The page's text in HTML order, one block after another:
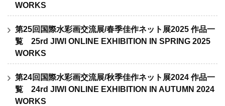
WORKS
第25回国際水彩画交流展/春季佳作ネット展2025 作品一
覧 25rd JIWI ONLINE EXHIBITION IN SPRING 2025
WORKS
第24回国際水彩画交流展/秋季佳作ネット展2024 作品一
覧 24rd JIWI ONLINE EXHIBITION IN AUTUMN 2024
WORKS